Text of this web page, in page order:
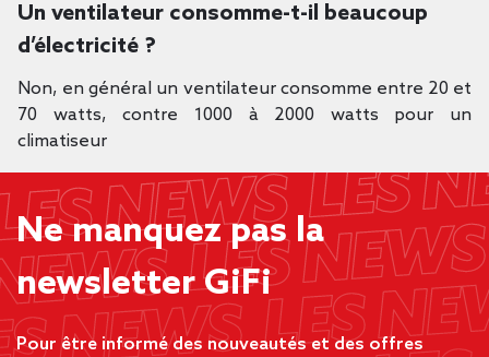
Un ventilateur consomme-t-il beaucoup
d’électricité ?
Non, en général un ventilateur consomme entre 20 et
70 watts, contre 1000 à 2000 watts pour un
climatiseur
Ne manquez pas la
newsletter GiFi
Pour être informé des nouveautés et des offres